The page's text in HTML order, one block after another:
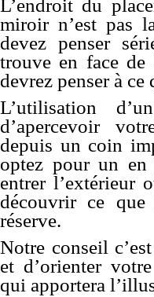
L’endroit du
miroir n’est pas
devez penser
trouve en face
devrez penser à
L’utilisation
d’apercevoir
depuis un coin
optez pour un en
entrer l’extérieur
découvrir ce
réserve.
Notre conseil
et d’orienter
qui apportera